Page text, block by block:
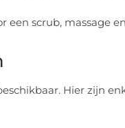
een scrub, massage
Hier zijn